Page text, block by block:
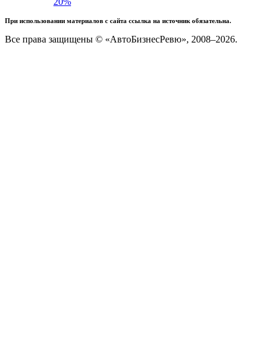
При использовании материалов с сайта ссылка на источник обязательна.
Все права защищены © «АвтоБизнесРевю», 2008–2026.